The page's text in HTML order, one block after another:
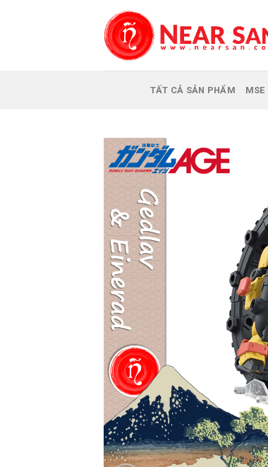
TẤT CẢ SẢN PHẨM MSE